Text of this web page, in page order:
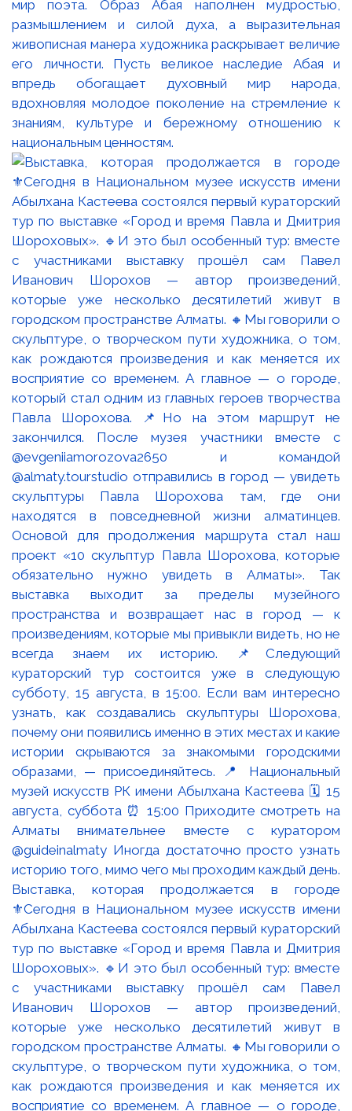
мир поэта. Образ Абая наполнен мудростью,
размышлением и силой духа, а выразительная
живописная манера художника раскрывает величие
его личности. Пусть великое наследие Абая и
впредь обогащает духовный мир народа,
вдохновляя молодое поколение на стремление к
знаниям, культуре и бережному отношению к
национальным ценностям.
Выставка, которая продолжается в городе
⚜️Сегодня в Национальном музее искусств имени
Абылхана Кастеева состоялся первый кураторский
тур по выставке «Город и время Павла и Дмитрия
Шороховых». 🔹И это был особенный тур: вместе
с участниками выставку прошёл сам Павел
Иванович Шорохов — автор произведений,
которые уже несколько десятилетий живут в
городском пространстве Алматы. 🔸Мы говорили о
скульптуре, о творческом пути художника, о том,
как рождаются произведения и как меняется их
восприятие со временем. А главное — о городе,